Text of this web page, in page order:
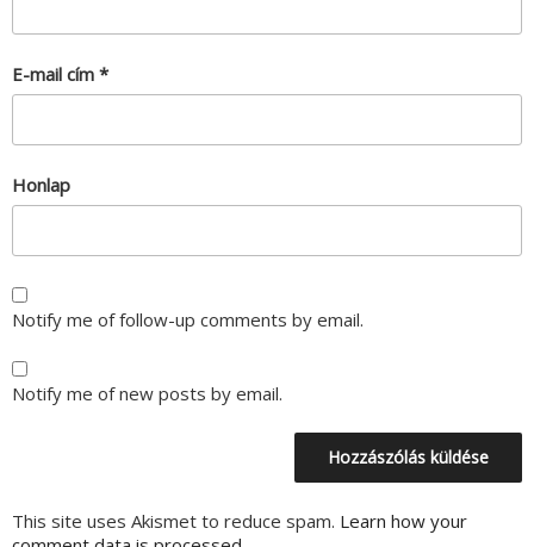
E-mail cím *
Honlap
Notify me of follow-up comments by email.
Notify me of new posts by email.
This site uses Akismet to reduce spam. Learn how your